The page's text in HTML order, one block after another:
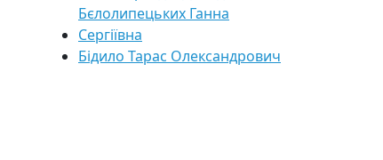
Бєлолипецьких Ганна
Сергіївна
Бідило Тарас Олександрович